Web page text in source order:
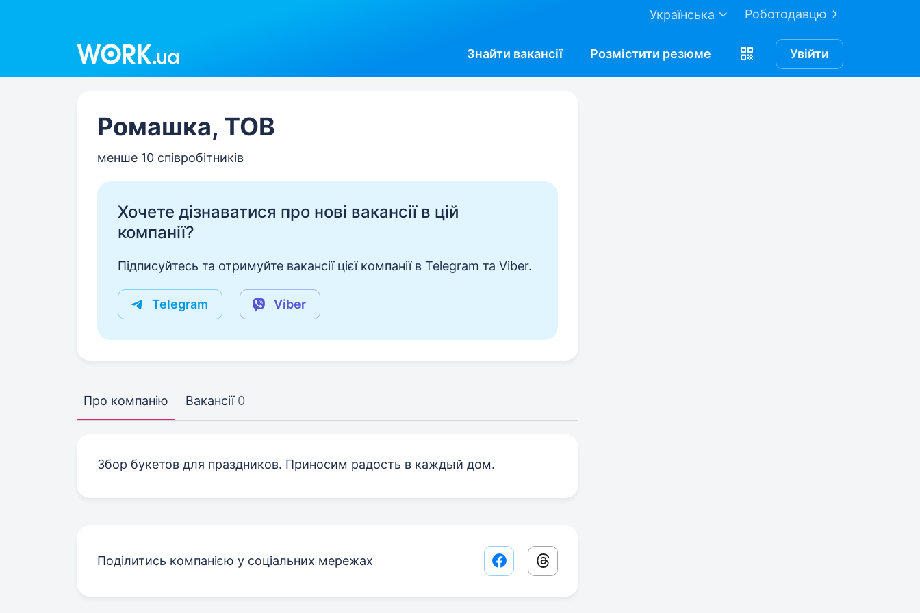
Роботодавцю
Українська
Знайти вакансії Розмістити резюме Увійти
Ромашка, ТОВ
менше 10 співробітників
Хочете дізнаватися про нові вакансії в цій
компанії?
Підписуйтесь та отримуйте вакансії цієї компанії в Telegram та Viber.
Telegram Viber
Про компанію Вакансії 0
Збор букетов для праздников. Приносим радость в каждый дом.
Поділитись компанією у соціальних мережах Facebook share link
Threads share link